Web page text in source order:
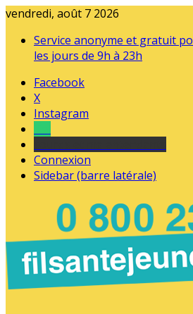
vendredi, août 7 2026
Service anonyme et gratuit
les jours de 9h à 23h
Facebook
X
Instagram
Connexion
Sidebar (barre latérale)